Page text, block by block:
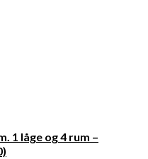
1 låge og 4 rum –